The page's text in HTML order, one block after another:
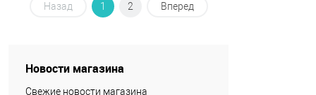
Назад 1 2 Вперед
Новости магазина
Свежие новости магазина